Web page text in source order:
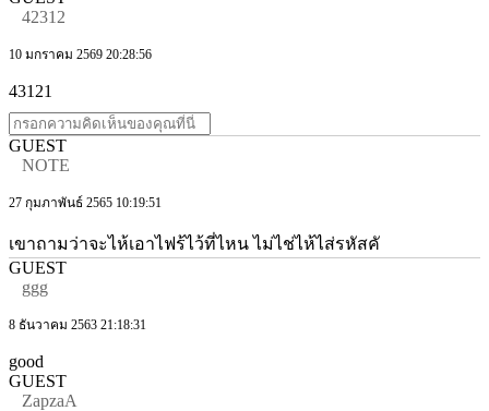
42312
10 มกราคม 2569 20:28:56
43121
GUEST
NOTE
27 กุมภาพันธ์ 2565 10:19:51
เขาถามว่าจะไห้เอาไฟร้ไว้ที่ไหน ไม่ไช่ไห้ไส่รหัสคั
GUEST
ggg
8 ธันวาคม 2563 21:18:31
good
GUEST
ZapzaA